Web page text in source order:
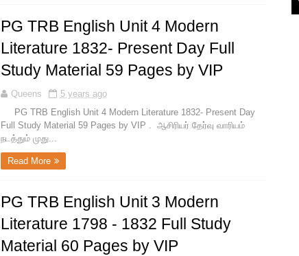
PG TRB English Unit 4 Modern
Literature 1832- Present Day Full
Study Material 59 Pages by VIP
Queens
5 years ago
PG TRB English Unit 4 Modern Literature 1832- Present Day
Full Study Material 59 Pages by VIP . ஆசிரியர் தேர்வு வாரியம்
நடத்தும் முது...
Read More
PG TRB English Unit 3 Modern
Literature 1798 - 1832 Full Study
Material 60 Pages by VIP